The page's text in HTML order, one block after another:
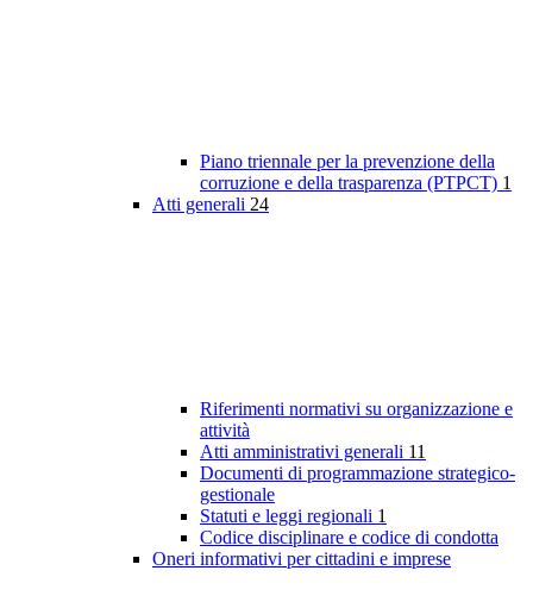
Piano triennale per la prevenzione della
corruzione e della trasparenza (PTPCT) 1
Atti generali 24
Riferimenti normativi su organizzazione e
attività
Atti amministrativi generali 11
Documenti di programmazione strategico-
gestionale
Statuti e leggi regionali 1
Codice disciplinare e codice di condotta
Oneri informativi per cittadini e imprese